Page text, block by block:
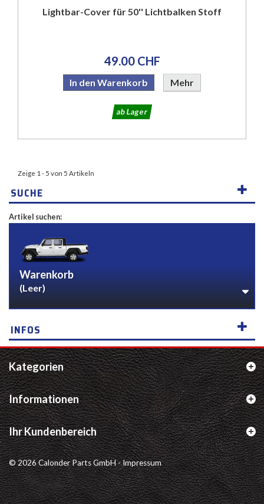
Lightbar-Cover für 50'' Lichtbalken Stoff
49.00 CHF
In den Warenkorb Mehr
ab Lager
Zeige 1 - 5 von 5 Artikeln
SUCHE
Artikel suchen:
Warenkorb
(Leer)
INFOS
Kategorien
Informationen
Ihr Kundenbereich
© 2026 Calonder Parts GmbH -Impressum